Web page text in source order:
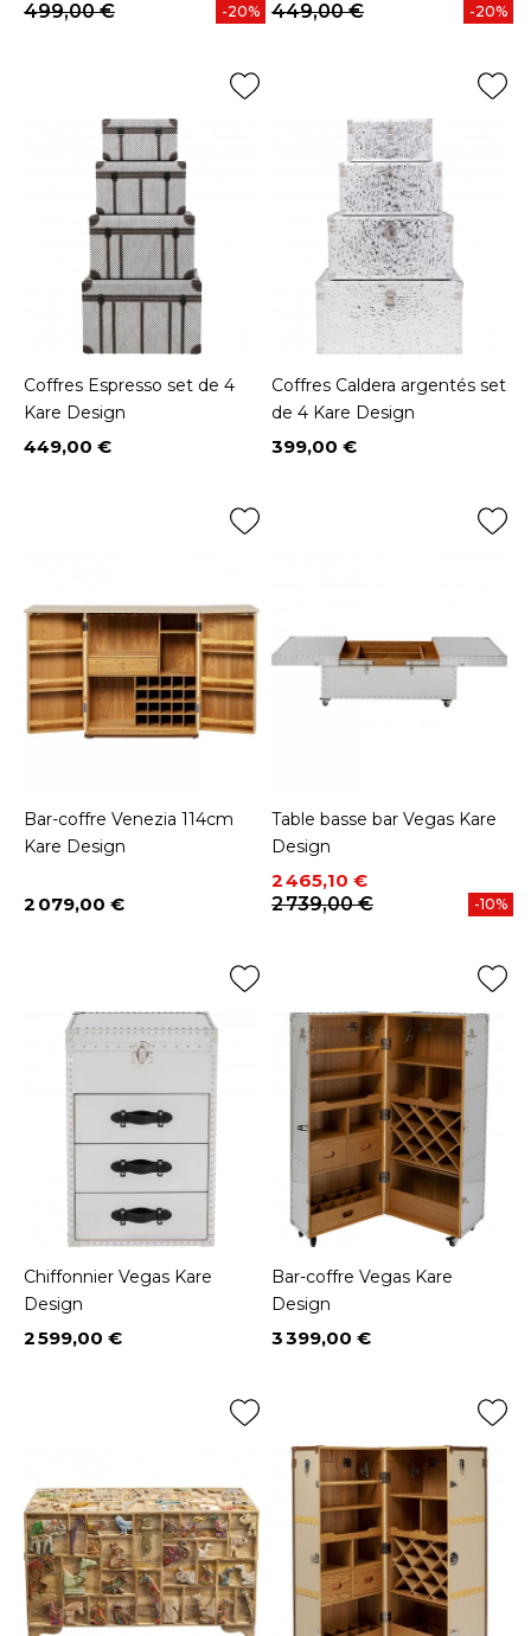
499,00 € -20% 449,00 € -20%
Coffres Espresso set de 4
Kare Design
Prix
449,00 €
Coffres Caldera argentés set
de 4 Kare Design
Prix
399,00 €
Bar-coffre Venezia 114cm
Kare Design
Prix
2 079,00 €
Table basse bar Vegas Kare
Design
Prix
2 465,10 €
Prix de base
2 739,00 €
-10%
Chiffonnier Vegas Kare
Design
Prix
2 599,00 €
Bar-coffre Vegas Kare
Design
Prix
3 399,00 €